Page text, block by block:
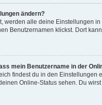
ändern?
werden alle deine Einstellungen
Benutzernamen klickst. Dort
mein Benutzername in der
findest du in den Einstellungen
Online-Status sehen. Du